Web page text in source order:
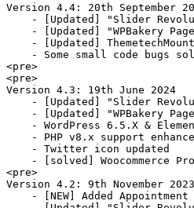
Version 4.4: 20th September
- [Updated] "Slider
- [Updated] "WPBakery
- [Updated]
- Some small code bugs
<pre>
<pre>
Version 4.3: 19th June 2024
- [Updated] "Slider
- [Updated] "WPBakery
- WordPress 6.5.X &
- PHP v8.x support
    - Twitter icon updated
- [solved] Woocommerce
<pre>
Version 4.2: 9th November 2023
- [NEW] Added